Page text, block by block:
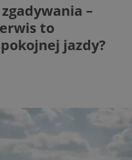
–
to
jazdy?